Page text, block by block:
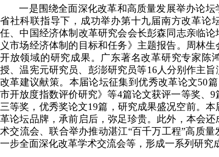
一是围绕全面深化改革和高质量发展举办论
省社科联指导下，成功举办第十九届南方改革论
任、中国经济体制改革研究会会长彭森同志亲临
义市场经济体制的目标和任务》主题报告。周林
开放领域的研究成果。广东著名改革研究专家陈
授、温宪元研究员、彭澎研究员等16人分别作主
改革建议献策。本届论坛征集到优秀改革论文50
市开放度指数评价研究》等4篇论文获评一等奖、
三等奖，优秀奖论文19篇，研究成果盛况空前。
革论坛品牌，承前启后，弥足珍贵。此外，本会
术交流会、联合举办推动湛江“百千万工程”高质
一步全面深化改革学术交流会等，形成一系列研究